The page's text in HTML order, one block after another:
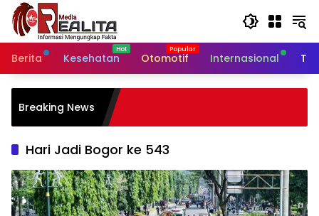
Langsung
konten
Berita
Kesehatan Otomotif Internasional
Breaking News
Sembako Di Pasar Klewer
Hari Jadi Bogor ke 543